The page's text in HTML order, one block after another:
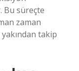
Bu süreçte
zaman
takip